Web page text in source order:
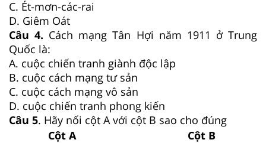
C. Ét-mơn-các-rai
D. Giêm Oát
Câu 4. Cách mạng Tân Hợi năm 1911 ở Trung
Quốc là:
A. cuộc chiến tranh giành độc lập
B. cuộc cách mạng tư sản
C. cuộc cách mạng vô sản
D. cuộc chiến tranh phong kiến
Câu 5. Hãy nối cột A với cột B sao cho đúng
Cột A
Cột B